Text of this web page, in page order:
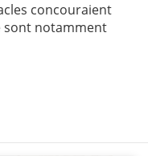
concouraient
sont notamment